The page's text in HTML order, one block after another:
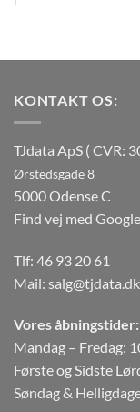
KONTAKT OS:
TJdata ApS ( CVR:
Ørstedsgade 8
5000 Odense C
Find vej med
Tlf: 46 93 20 61
Mail: salg@tjdata.dk
Vores åbningstider:
Mandag – Fredag:
Første og Sidste
Søndag &